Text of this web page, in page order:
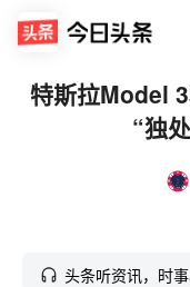
特斯拉Model
“独
头条听资讯，时